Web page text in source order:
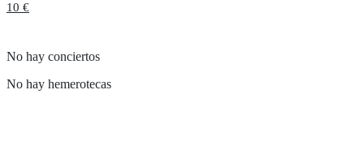
10 €
No hay conciertos
No hay hemerotecas